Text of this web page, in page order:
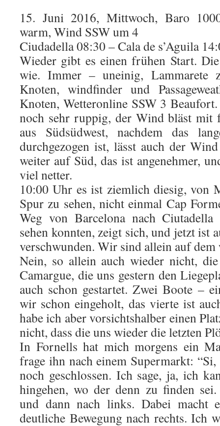
15. Juni 2016, Mittwoch, Baro
warm, Wind SSW um 4
Ciudadella 08:30 – Cala de s’Aguila
Wieder gibt es einen frühen Start.
wie. Immer – uneinig, Lammarete
Knoten, windfinder und
Knoten, Wetteronline SSW 3
noch sehr ruppig, der Wind bläst mit
aus Südsüdwest, nachdem das
durchgezogen ist, lässt auch der
weiter auf Süd, das ist angenehmer,
viel netter.
10:00 Uhr es ist ziemlich diesig, von
Spur zu sehen, nicht einmal Cap
Weg von Barcelona nach Ciutadella
sehen konnten, zeigt sich, und jetzt ist
verschwunden. Wir sind allein auf dem
Nein, so allein auch wieder nicht,
Camargue, die uns gestern den
auch schon gestartet. Zwei Boote –
wir schon eingeholt, das vierte ist
habe ich aber vorsichtshalber einen
nicht, dass die uns wieder die letzten
In Fornells hat mich morgens ein
frage ihn nach einem Supermarkt:
noch geschlossen. Ich sage, ja, ich
hingehen, wo der denn zu finden sei.
und dann nach links. Dabei macht
deutliche Bewegung nach rechts. Ich